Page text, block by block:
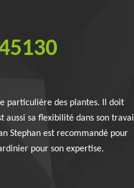
particulière des plantes. Il doit
sa flexibilité dans son travail
Stephan est recommandé pour
pour son expertise.